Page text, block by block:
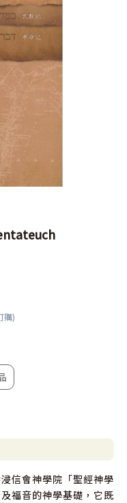
購)
信會神學院「聖經神學
福音的神學基礎，它既